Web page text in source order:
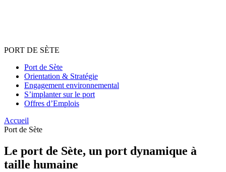
PORT DE SÈTE
Port de Sète
Orientation & Stratégie
Engagement environnemental
S’implanter sur le port
Offres d’Emplois
Accueil
Port de Sète
Le port de Sète, un port dynamique à
taille humaine